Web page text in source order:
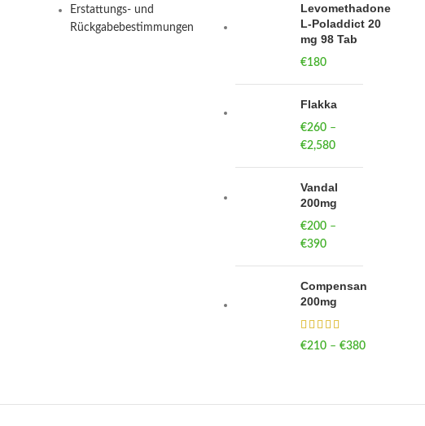
Erstattungs- und
Rückgabebestimmungen
Levomethadone
L-Poladdict 20
mg 98 Tab
€180
Flakka
€260 –
€2,580
€260
through
Vandal
200mg
€200 –
€390
through
Compensan
200mg
€210 – €380